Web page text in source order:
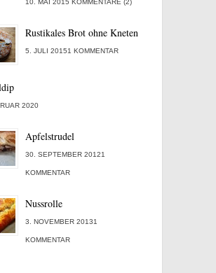
10. MAI 2015 KOMMENTARE (2)
Rustikales Brot ohne Kneten
5. JULI 20151 KOMMENTAR
2020
Apfelstrudel
30. SEPTEMBER 20121
KOMMENTAR
Nussrolle
3. NOVEMBER 20131
KOMMENTAR